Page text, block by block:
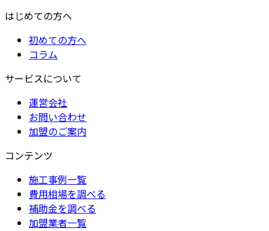
はじめての方へ
初めての方へ
コラム
サービスについて
運営会社
お問い合わせ
加盟のご案内
コンテンツ
施工事例一覧
費用相場を調べる
補助金を調べる
加盟業者一覧